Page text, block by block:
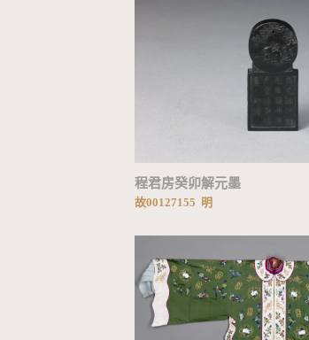
加载中...
程君房癸卯解元墨
故00127155 明
加载中...